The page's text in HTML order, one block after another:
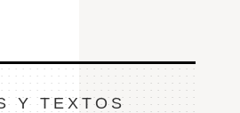
Y TEXTOS